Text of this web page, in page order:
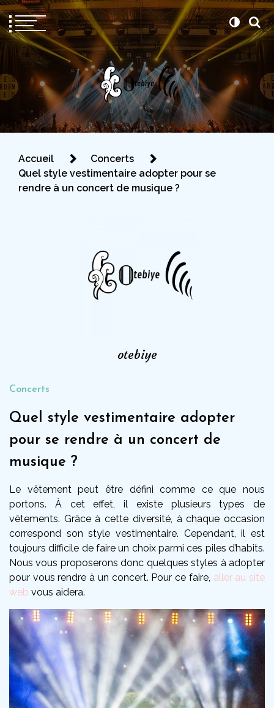
Otebiye
Pour être prête le jour J
Accueil
Concerts
Quel style vestimentaire adopter pour se
rendre à un concert de musique ?
otebiye
Concerts
Quel style vestimentaire adopter
pour se rendre à un concert de
musique ?
Le vêtement peut être défini comme ce que nous
portons. À cet effet, il existe plusieurs types de
vêtements. Grâce à cette diversité, à chaque occasion
correspond son style vestimentaire. Cependant, il est
toujours difficile de faire un choix parmi ces piles d’habits.
Nous vous proposerons donc quelques styles à adopter
pour vous rendre à un concert. Pour ce faire, aller au site
web vous aidera.